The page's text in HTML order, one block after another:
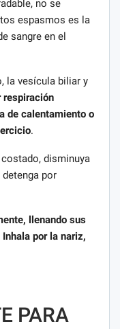
no se
espasmos es la
sangre en el
la vesícula biliar y
respiración
de calentamiento o
.
disminuya
por
llenando sus
por la nariz,
PARA